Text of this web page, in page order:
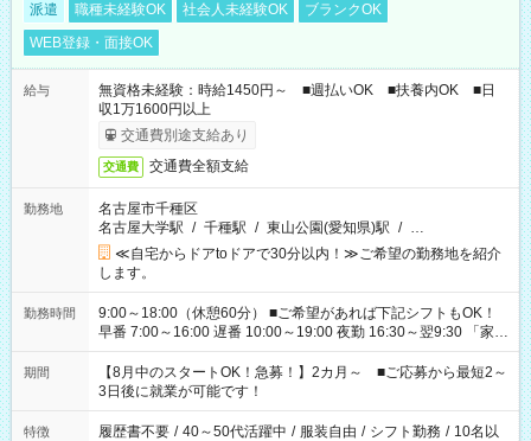
派遣 職種未経験OK 社会人未経験OK
ブランクOK
WEB登録・面接OK
給与
無資格未経験：時給1450円～ ■週払いOK ■扶養内OK ■日
収1万1600円以上
交通費別途支給あり
交通費 交通費全額支給
勤務地
名古屋市千種区
名古屋大学駅 / 千種駅 / 東山公園(愛知県)駅 / …
≪自宅からドアtoドアで30分以内！≫ご希望の勤務地を紹介
します。
勤務時間
9:00～18:00（休憩60分） ■ご希望があれば下記シフトもOK！
早番 7:00～16:00 遅番 10:00～19:00 夜勤 16:30～翌9:30 「家族
と休みを合わせたい」 「余裕を持って夕飯の準備がしたい」
「できれば残業はしたくない」 など、ご希望を教えてください
ね。 ※Wワーク希望の方へ 今ご覧のお仕事で希望する勤務時間
と、もう1つのお仕事の勤務時間。 合計で週40時間を超える場
合は応募できません。
期間
【8月中のスタートOK！急募！】2カ月～ ■ご応募から最短2～
3日後に就業が可能です！
特徴 履歴書不要 / 40～50代活躍中 / 服装自由 / シフト勤務 / 10名以